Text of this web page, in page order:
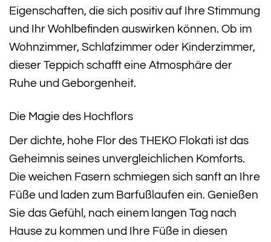
Eigenschaften, die sich positiv auf Ihre Stimmung
und Ihr Wohlbefinden auswirken können. Ob im
Wohnzimmer, Schlafzimmer oder Kinderzimmer,
dieser Teppich schafft eine Atmosphäre der
Ruhe und Geborgenheit.
Die Magie des Hochflors
Der dichte, hohe Flor des THEKO Flokati ist das
Geheimnis seines unvergleichlichen Komforts.
Die weichen Fasern schmiegen sich sanft an Ihre
Füße und laden zum Barfußlaufen ein. Genießen
Sie das Gefühl, nach einem langen Tag nach
Hause zu kommen und Ihre Füße in diesen